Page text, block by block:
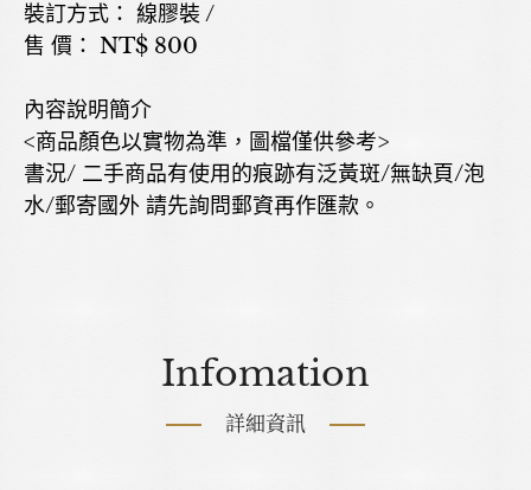
裝訂方式： 線膠裝 /
售 價： NT$ 800
內容說明簡介
<商品顏色以實物為準，圖檔僅供參考>
書況/ 二手商品有使用的痕跡有泛黃斑/無缺頁/泡
水/郵寄國外 請先詢問郵資再作匯款。
Infomation
詳細資訊